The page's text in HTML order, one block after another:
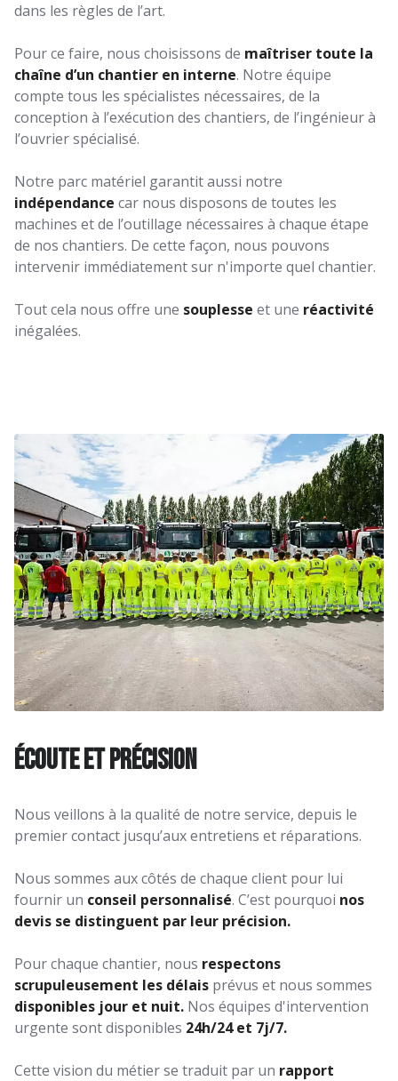
dans les règles de l’art.
Pour ce faire, nous choisissons de maîtriser toute la
chaîne d’un chantier en interne. Notre équipe
compte tous les spécialistes nécessaires, de la
conception à l’exécution des chantiers, de l’ingénieur à
l’ouvrier spécialisé.
Notre parc matériel garantit aussi notre
indépendance car nous disposons de toutes les
machines et de l’outillage nécessaires à chaque étape
de nos chantiers. De cette façon, nous pouvons
intervenir immédiatement sur n'importe quel chantier.
Tout cela nous offre une souplesse et une réactivité
inégalées.
Écoute et précision
Nous veillons à la qualité de notre service, depuis le
premier contact jusqu’aux entretiens et réparations.
Nous sommes aux côtés de chaque client pour lui
fournir un conseil personnalisé. C’est pourquoi nos
devis se distinguent par leur précision.
Pour chaque chantier, nous respectons
scrupuleusement les délais prévus et nous sommes
disponibles jour et nuit. Nos équipes d'intervention
urgente sont disponibles 24h/24 et 7j/7.
Cette vision du métier se traduit par un rapport